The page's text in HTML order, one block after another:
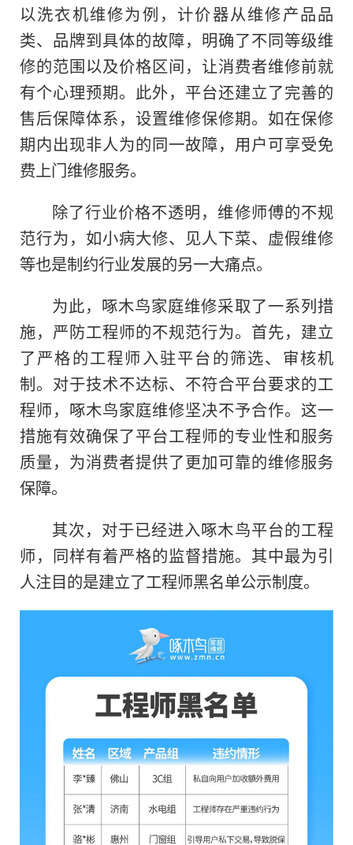
以洗衣机维修为例，计价器从维修产品品
类、品牌到具体的故障，明确了不同等级维
修的范围以及价格区间，让消费者维修前就
有个心理预期。此外，平台还建立了完善的
售后保障体系，设置维修保修期。如在保修
期内出现非人为的同一故障，用户可享受免
费上门维修服务。
除了行业价格不透明，维修师傅的不规
范行为，如小病大修、见人下菜、虚假维修
等也是制约行业发展的另一大痛点。
为此，啄木鸟家庭维修采取了一系列措
施，严防工程师的不规范行为。首先，建立
了严格的工程师入驻平台的筛选、审核机
制。对于技术不达标、不符合平台要求的工
程师，啄木鸟家庭维修坚决不予合作。这一
措施有效确保了平台工程师的专业性和服务
质量，为消费者提供了更加可靠的维修服务
保障。
其次，对于已经进入啄木鸟平台的工程
师，同样有着严格的监督措施。其中最为引
人注目的是建立了工程师黑名单公示制度。